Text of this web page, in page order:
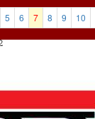
5 6 7 8 9 10